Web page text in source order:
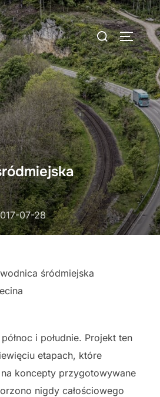
Search
for:
07-28
i południe. Projekt ten
etapach, które
koncepty przygotowywane
nigdy całościowego